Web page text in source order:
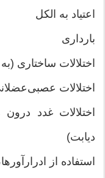
اعتیاد به الکل
بارداری
اختلالات ساختاری
اختلالات
اختلالات غدد
دیابت)
استفاده از